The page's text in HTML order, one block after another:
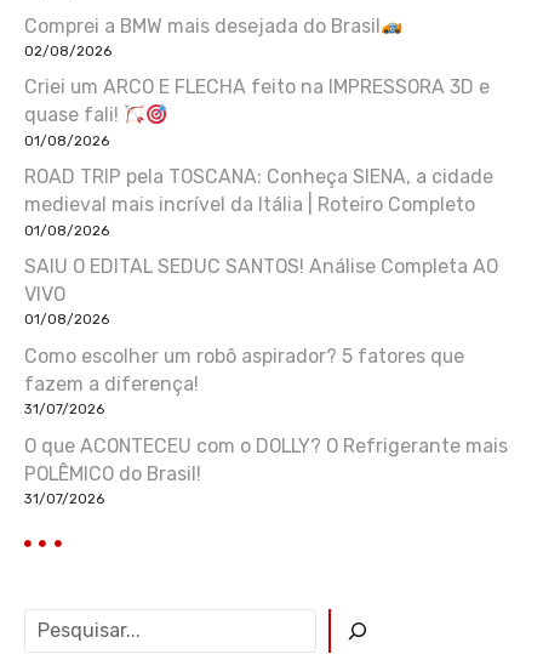
Comprei a BMW mais desejada do Brasil
02/08/2026
Criei um ARCO E FLECHA feito na IMPRESSORA 3D e
quase fali!
01/08/2026
ROAD TRIP pela TOSCANA: Conheça SIENA, a cidade
medieval mais incrível da Itália | Roteiro Completo
01/08/2026
SAIU O EDITAL SEDUC SANTOS! Análise Completa AO
VIVO
01/08/2026
Como escolher um robô aspirador? 5 fatores que
fazem a diferença!
31/07/2026
O que ACONTECEU com o DOLLY? O Refrigerante mais
POLÊMICO do Brasil!
31/07/2026